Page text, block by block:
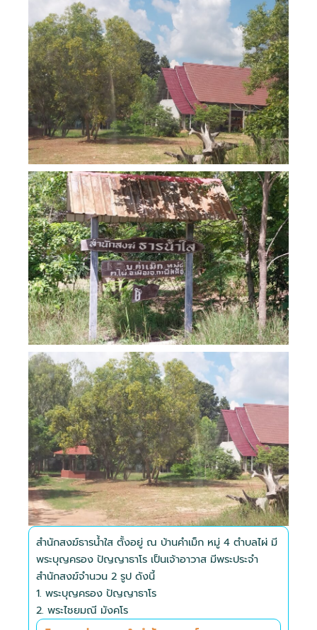
สำนักสงฆ์ธารน้ำใส ตั้งอยู่ ณ บ้านคำเม็ก หมู่ 4 ตำบลไผ่ มี
พระบุญครอง ปัญญาธาโร เป็นเจ้าอาวาส มีพระประจำ
สำนักสงฆ์จำนวน 2 รูป ดังนี้
1. พระบุญครอง ปัญญาธาโร
2. พระไชยมณี มังคโร